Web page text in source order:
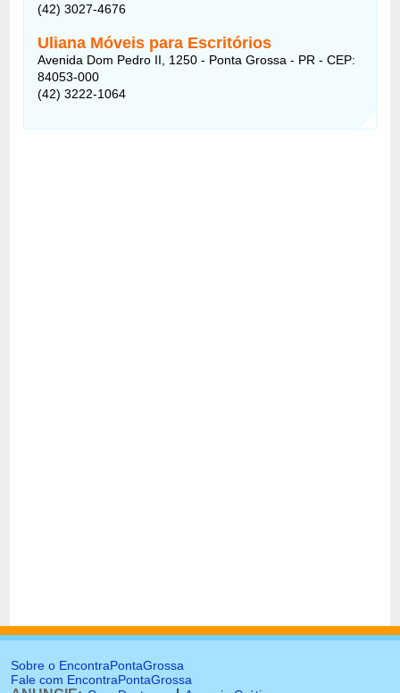
(42) 3027-4676
Uliana Móveis para Escritórios
Avenida Dom Pedro II, 1250 - Ponta Grossa - PR - CEP:
84053-000
(42) 3222-1064
Sobre o EncontraPontaGrossa
Fale com EncontraPontaGrossa